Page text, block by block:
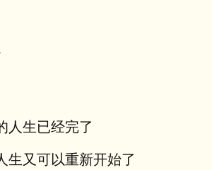
人生已经完了
生又可以重新开始了